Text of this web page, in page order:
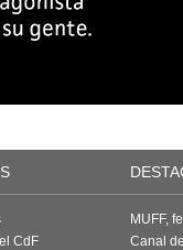
CdF
MUFF,
Canal